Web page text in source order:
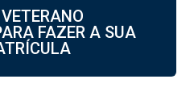
FAZER A SUA